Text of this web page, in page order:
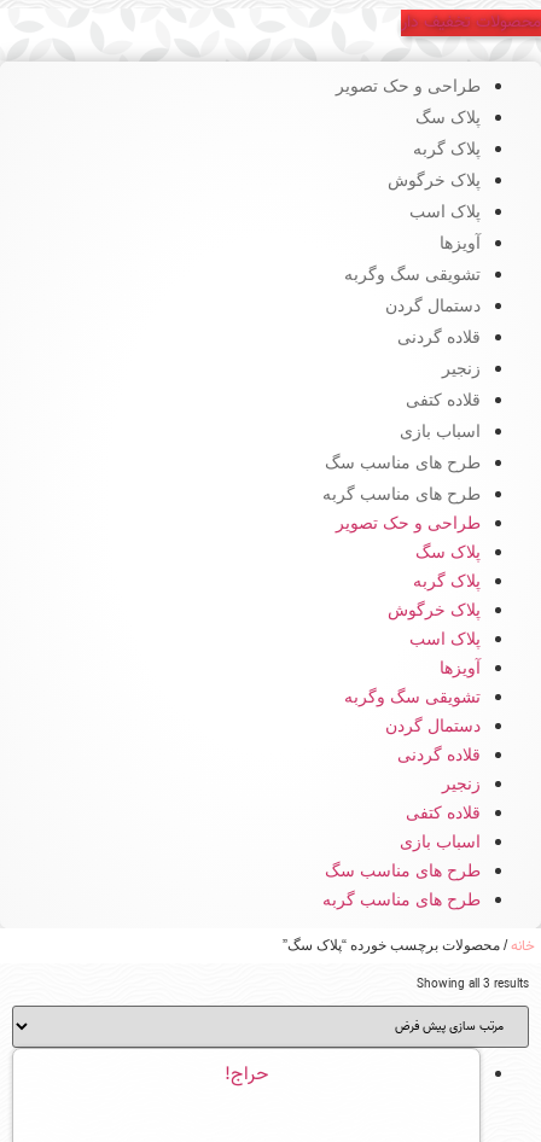
محصولات تخفیف دار
طراحی و حک تصویر
پلاک سگ
پلاک گربه
پلاک خرگوش
پلاک اسب
آویزها
تشویقی سگ وگربه
دستمال گردن
قلاده گردنی
زنجیر
قلاده کتفی
اسباب بازی
طرح های مناسب سگ
طرح های مناسب گربه
طراحی و حک تصویر
پلاک سگ
پلاک گربه
پلاک خرگوش
پلاک اسب
آویزها
تشویقی سگ وگربه
دستمال گردن
قلاده گردنی
زنجیر
قلاده کتفی
اسباب بازی
طرح های مناسب سگ
طرح های مناسب گربه
خانه/ محصولات برچسب خورده “پلاک سگ”
Showing all 3 results
حراج!